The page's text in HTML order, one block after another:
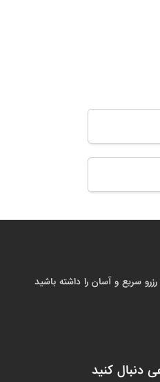
سریع و آسان را داشته باشید
دنبال کنید